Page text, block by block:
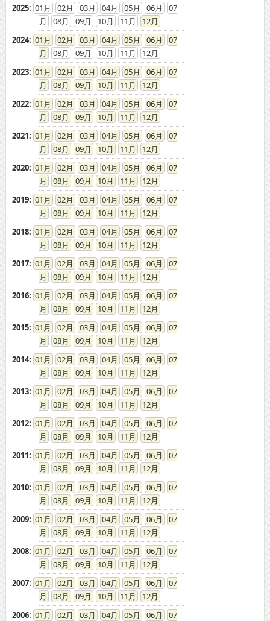
2025: 01 02 03 04 05 06
07
08
09 10 11
12
2024: 01 02 03 04 05 06
07
08
09 10 11
12
2023: 01 02 03 04 05 06
07
08
09 10 11
12
2022: 01 02 03 04 05 06
07
08
09 10 11
12
2021: 01 02 03 04 05 06
07
08
09 10 11
12
2020: 01 02 03 04 05 06
07
08
09 10 11
12
2019: 01 02 03 04 05 06
07
08
09 10 11
12
2018: 01 02 03 04 05 06
07
08
09 10 11
12
2017: 01 02 03 04 05 06
07
08
09 10 11
12
2016: 01 02 03 04 05 06
07
08
09 10 11
12
2015: 01 02 03 04 05 06
07
08
09 10 11
12
2014: 01 02 03 04 05 06
07
08
09 10 11
12
2013: 01 02 03 04 05 06
07
08
09 10 11
12
2012: 01 02 03 04 05 06
07
08
09 10 11
12
2011: 01 02 03 04 05 06
07
08
09 10 11
12
2010: 01 02 03 04 05 06
07
08
09 10 11
12
2009: 01 02 03 04 05 06
07
08
09 10 11
12
2008: 01 02 03 04 05 06
07
08
09 10 11
12
2007: 01 02 03 04 05 06
07
08
09 10 11
12
2006: 01 02 03 04 05 06
07